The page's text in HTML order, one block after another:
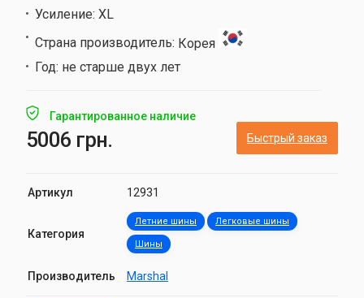
Усиление: XL
Страна производитель: Корея
Год: не старше двух лет
Гарантированное наличие
5006 грн. Быстрый заказ
Артикул 12931
Категория
Летние шины Легковые шины
Шины
Производитель Marshal